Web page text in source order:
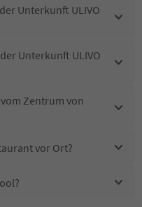
Unterkunft ULIVO
Unterkunft ULIVO
vom Zentrum von
vor Ort?